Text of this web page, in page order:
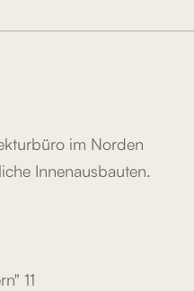
im Norden
Innenausbauten.
11